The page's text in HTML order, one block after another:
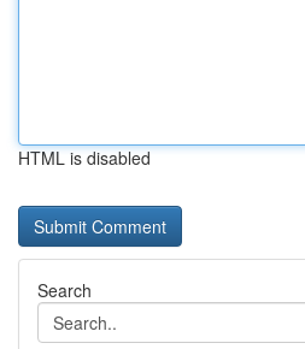
HTML is disabled
Search